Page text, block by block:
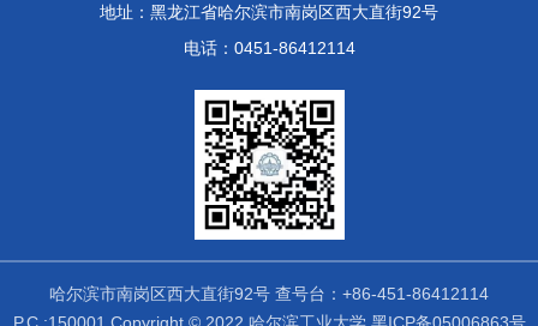
地址：黑龙江省哈尔滨市南岗区西大直街92号
电话：0451-86412114
哈尔滨市南岗区西大直街92号 查号台：+86-451-86412114
P.C.:150001 Copyright © 2022 哈尔滨工业大学 黑ICP备05006863号